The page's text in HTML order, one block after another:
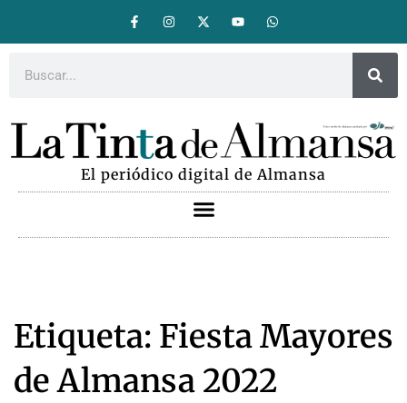
El periódico digital de Almansa
Etiqueta: Fiesta Mayores
de Almansa 2022